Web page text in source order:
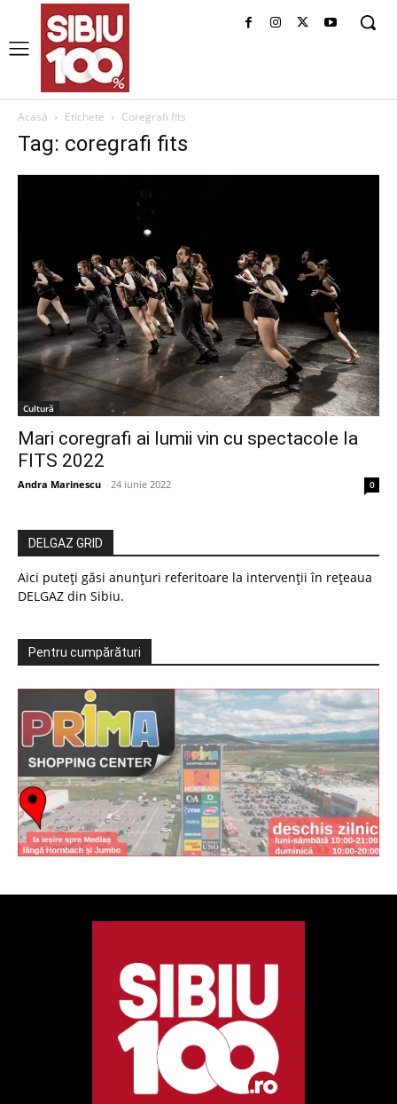
Acasă Etichete Coregrafi fits
Tag: coregrafi fits
Cultură
Mari coregrafi ai lumii vin cu spectacole la
FITS 2022
Andra Marinescu - 24 iunie 2022 0
DELGAZ GRID
Aici puteți găsi anunțuri referitoare la intervenții în rețeaua
DELGAZ din Sibiu.
Pentru cumpărături